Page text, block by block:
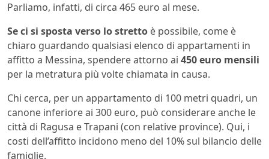
Parliamo, infatti, di circa 465 euro al mese.
Se ci si sposta verso lo stretto è possibile, come è
chiaro guardando qualsiasi elenco di appartamenti in
affitto a Messina, spendere attorno ai 450 euro mensili
per la metratura più volte chiamata in causa.
Chi cerca, per un appartamento di 100 metri quadri, un
canone inferiore ai 300 euro, può considerare anche le
città di Ragusa e Trapani (con relative province). Qui, i
costi dell’affitto incidono meno del 10% sul bilancio delle
famiglie.